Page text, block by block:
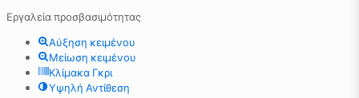
Εργαλεία προσβασιμότητας
Αύξηση κειμένου
Μείωση κειμένου
Κλίμακα Γκρι
Υψηλή Αντίθεση